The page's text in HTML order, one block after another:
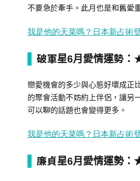
不要急於牽手。此月也是和舊愛
破軍星6月愛情運
戀愛機會的多少與心態好壞成正
的聚會活動不妨約上伴侶，讓另
可以聊的話題也會變得更多。
廉貞星6月愛情運